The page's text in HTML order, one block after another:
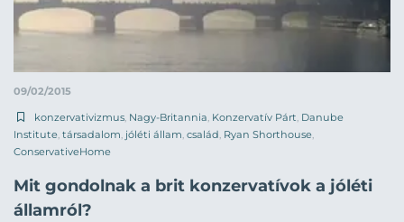
09/02/2015
konzervativizmus Nagy-Britannia Konzervatív Párt Danube
Institute társadalom jóléti állam család Ryan Shorthouse
ConservativeHome
Mit gondolnak a brit konzervatívok a jóléti
államról?